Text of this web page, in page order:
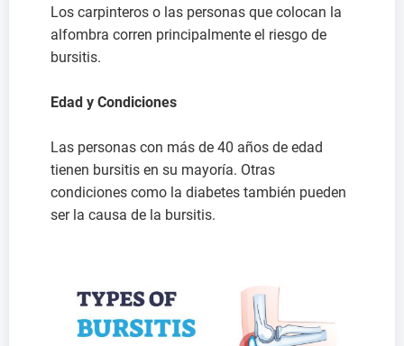
Los carpinteros o las personas que colocan la
alfombra corren principalmente el riesgo de
bursitis.
Edad y Condiciones
Las personas con más de 40 años de edad
tienen bursitis en su mayoría. Otras
condiciones como la diabetes también pueden
ser la causa de la bursitis.